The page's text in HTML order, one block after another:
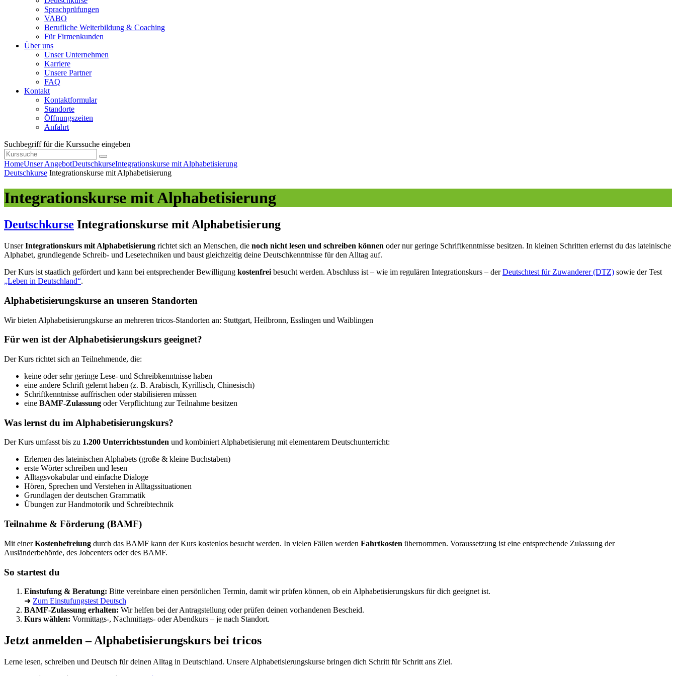
Sprachprüfungen
VABO
Berufliche Weiterbildung & Coaching
Für Firmenkunden
Über uns
Unser Unternehmen
Karriere
Unsere Partner
FAQ
Kontakt
Kontaktformular
Standorte
Öffnungszeiten
Anfahrt
Suchbegriff für die Kurssuche eingeben
HomeUnser AngebotDeutschkurseIntegrationskurse mit Alphabetisierung
Deutschkurse Integrationskurse mit Alphabetisierung
Integrationskurse mit Alphabetisierung
Deutschkurse Integrationskurse mit Alphabetisierung
UnserIntegrationskurs mit Alphabetisierung richtet sich an Menschen, die noch nicht lesen und schreiben können oder nur geringe Schriftkenntnisse besitzen. In kleinen Schritten erlernst du das lateinische
Alphabet, grundlegende Schreib- und Lesetechniken und baust gleichzeitig deine Deutschkenntnisse für den Alltag auf.
Der Kurs ist staatlich gefördert und kann bei entsprechender Bewilligung kostenfrei besucht werden. Abschluss ist – wie im regulären Integrationskurs – derDeutschtest für Zuwanderer (DTZ) sowie der Test
„Leben in Deutschland“.
Alphabetisierungskurse an unseren Standorten
Wir bieten Alphabetisierungskurse an mehreren tricos-Standorten an: Stuttgart, Heilbronn, Esslingen und Waiblingen
Für wen ist der Alphabetisierungskurs geeignet?
Der Kurs richtet sich an Teilnehmende, die:
keine oder sehr geringe Lese- und Schreibkenntnisse haben
eine andere Schrift gelernt haben (z. B. Arabisch, Kyrillisch, Chinesisch)
Schriftkenntnisse auffrischen oder stabilisieren müssen
eine BAMF-Zulassung oder Verpflichtung zur Teilnahme besitzen
Was lernst du im Alphabetisierungskurs?
Der Kurs umfasst bis zu 1.200 Unterrichtsstunden und kombiniert Alphabetisierung mit elementarem Deutschunterricht:
Erlernen des lateinischen Alphabets (große & kleine Buchstaben)
erste Wörter schreiben und lesen
Alltagsvokabular und einfache Dialoge
Hören, Sprechen und Verstehen in Alltagssituationen
Grundlagen der deutschen Grammatik
Übungen zur Handmotorik und Schreibtechnik
Teilnahme & Förderung (BAMF)
Mit einerKostenbefreiung durch das BAMF kann der Kurs kostenlos besucht werden. In vielen Fällen werden Fahrtkosten übernommen. Voraussetzung ist eine entsprechende Zulassung der
Ausländerbehörde, des Jobcenters oder des BAMF.
So startest du
Einstufung & Beratung: Bitte vereinbare einen persönlichen Termin, damit wir prüfen können, ob ein Alphabetisierungskurs für dich geeignet ist.
➜ Zum Einstufungstest Deutsch
BAMF-Zulassung erhalten: Wir helfen bei der Antragstellung oder prüfen deinen vorhandenen Bescheid.
Kurs wählen: Vormittags-, Nachmittags- oder Abendkurs – je nach Standort.
Jetzt anmelden – Alphabetisierungskurs bei tricos
Lerne lesen, schreiben und Deutsch für deinen Alltag in Deutschland. Unsere Alphabetisierungskurse bringen dich Schritt für Schritt ans Ziel.